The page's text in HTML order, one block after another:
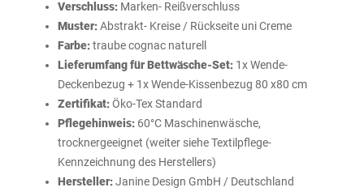
Verschluss: Marken- Reißverschluss
Muster:Abstrakt- Kreise / Rückseite uni Creme
Farbe:traube cognac naturell
Lieferumfang für Bettwäsche-Set: 1x Wende-
Deckenbezug + 1x Wende-Kissenbezug 80 x80 cm
Zertifikat:Öko-Tex Standard
Pflegehinweis: 60°C Maschinenwäsche,
trocknergeeignet (weiter siehe Textilpflege-
Kennzeichnung des Herstellers)
Hersteller:Janine Design GmbH / Deutschland